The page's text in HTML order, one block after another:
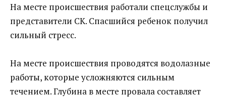
На месте происшествия работали спецслужбы и
представители СК. Спасшийся ребенок получил
сильный стресс.
На месте происшествия проводятся водолазные
работы, которые усложняются сильным
течением. Глубина в месте провала составляет